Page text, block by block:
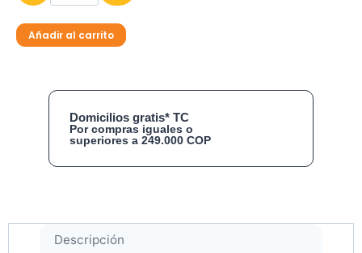
Añadir al carrito
Domicilios gratis* TC
Por compras iguales o
superiores a 249.000 COP
Descripción